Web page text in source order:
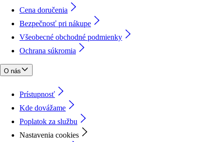
Cena doručenia
Bezpečnosť pri nákupe
Všeobecné obchodné podmienky
Ochrana súkromia
O nás
Prístupnosť
Kde dovážame
Poplatok za službu
Nastavenia cookies